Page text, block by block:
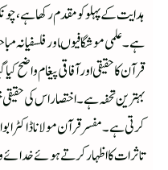
ہدایت کے پہلو کو مقدم رکھا ہے،
ہے۔ علمی موشگافیوںاور فلسفیانہ
قرآن کا حقیقی اور آفاقی پیغام
بہترین تحفہ ہے۔ اختصار اس کی
کرتی ہے۔ مفسر قرآن مولانا ڈاکٹر
تاثرات کا اظہار کرتے ہوئے خدائے